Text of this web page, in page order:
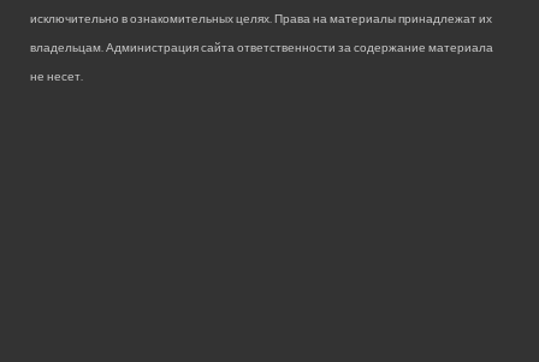
исключительно в ознакомительных целях. Права на материалы принадлежат их
владельцам. Администрация сайта ответственности за содержание материала
не несет.